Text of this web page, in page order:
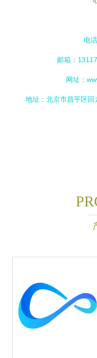
电
邮箱：
网址：
地址：北京市昌平区